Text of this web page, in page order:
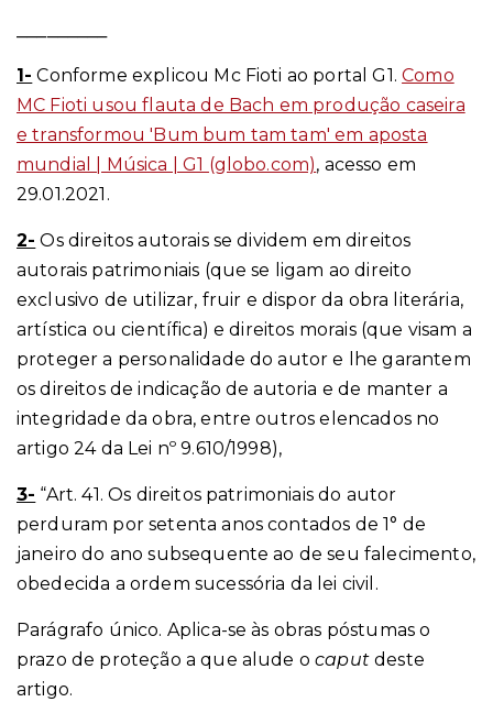
1- Conforme explicou Mc Fioti ao portal G1.Como
MC Fioti usou flauta de Bach em produção caseira
e transformou 'Bum bum tam tam' em aposta
mundial | Música | G1 (globo.com), acesso em
29.01.2021.
2- Os direitos autorais se dividem em direitos
autorais patrimoniais (que se ligam ao direito
exclusivo de utilizar, fruir e dispor da obra literária,
artística ou científica) e direitos morais (que visam a
proteger a personalidade do autor e lhe garantem
os direitos de indicação de autoria e de manter a
integridade da obra, entre outros elencados no
artigo 24 da Lei nº 9.610/1998),
3- “Art. 41. Os direitos patrimoniais do autor
perduram por setenta anos contados de 1° de
janeiro do ano subsequente ao de seu falecimento,
obedecida a ordem sucessória da lei civil.
Parágrafo único. Aplica-se às obras póstumas o
prazo de proteção a que alude ocaputdeste
artigo.